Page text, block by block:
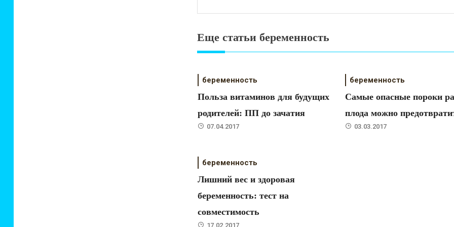
Еще статьи беременность
беременность
Польза витаминов для будущих
родителей: ПП до зачатия
07.04.2017
беременность
Самые опасные пороки
плода можно
03.03.2017
беременность
Лишний вес и здоровая
беременность: тест на
совместимость
17.02.2017